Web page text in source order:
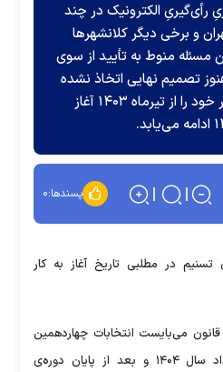
رأی‌گیریِ الکترونیک در چند
و برخی دیگر کلانشهر‌ها
مسئله منوط به تأیید از سوی
تصمیم نهایی اتخاذ نشده
است. دولت چهاردهم کار خود را از تیرماه ۱۴۰۳ آغاز
پسندها:۰
تسنیم در مطلبی تاریخ آغاز به کار
می‌بایست انتخابات چهاردهمین
دوره ریاست جمهوری در خرداد سال ۱۴۰۴ و بعد از پایان دوره‌ی